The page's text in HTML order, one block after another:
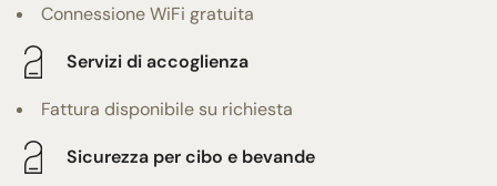
Connessione WiFi gratuita
Servizi di accoglienza
Fattura disponibile su richiesta
Sicurezza per cibo e bevande